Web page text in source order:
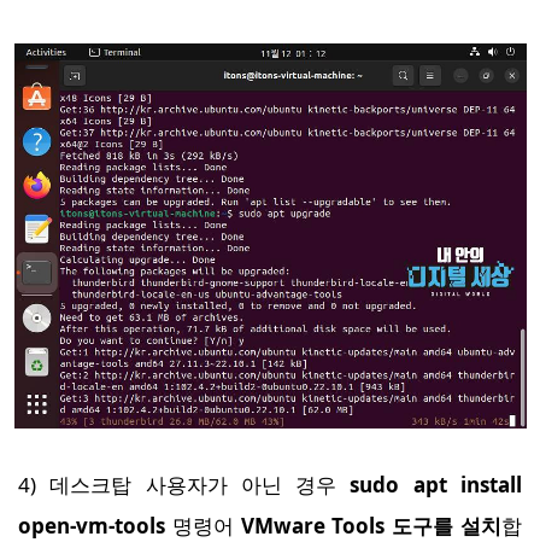
4) 데스크탑 사용자가 아닌 경우sudo apt install
open-vm-tools 명령어 VMware Tools 도구를 설치합